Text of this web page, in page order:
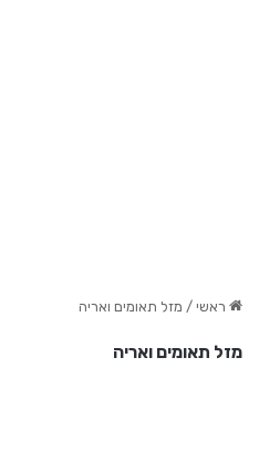
ראשי / מזל תאומים ואריה
מזל תאומים ואריה